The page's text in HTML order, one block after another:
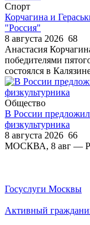
Спорт
Корчагина и
"Россия"
8 августа 2026 68
Анастасия
победителями
состоялся в
Общество
В России
физкультурника
8 августа 2026 66
МОСКВА, 8 авг —
Госуслуги Москвы
Активный